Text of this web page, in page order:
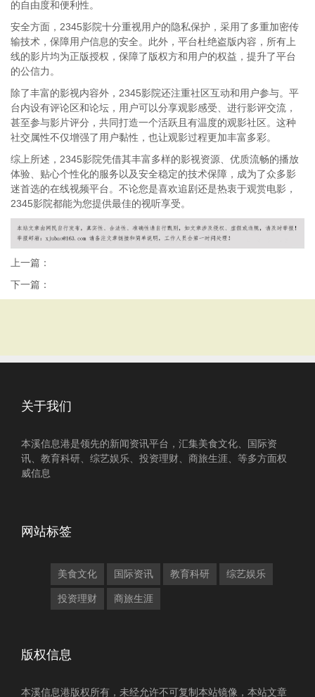
的自由度和便利性。
安全方面，2345影院十分重视用户的隐私保护，采用了多重加密传
输技术，保障用户信息的安全。此外，平台杜绝盗版内容，所有上
线的影片均为正版授权，保障了版权方和用户的权益，提升了平台
的公信力。
除了丰富的影视内容外，2345影院还注重社区互动和用户参与。平
台内设有评论区和论坛，用户可以分享观影感受、进行影评交流，
甚至参与影片评分，共同打造一个活跃且有温度的观影社区。这种
社交属性不仅增强了用户黏性，也让观影过程更加丰富多彩。
综上所述，2345影院凭借其丰富多样的影视资源、优质流畅的播放
体验、贴心个性化的服务以及安全稳定的技术保障，成为了众多影
迷首选的在线视频平台。不论您是喜欢追剧还是热衷于观赏电影，
2345影院都能为您提供最佳的视听享受。
上一篇：
下一篇：
关于我们
本溪信息港是领先的新闻资讯平台，汇集美食文化、国际资
讯、教育科研、综艺娱乐、投资理财、商旅生涯、等多方面权
威信息
网站标签
美食文化 国际资讯 教育科研 综艺娱乐
投资理财 商旅生涯
版权信息
本溪信息港版权所有，未经允许不可复制本站镜像，本站文章